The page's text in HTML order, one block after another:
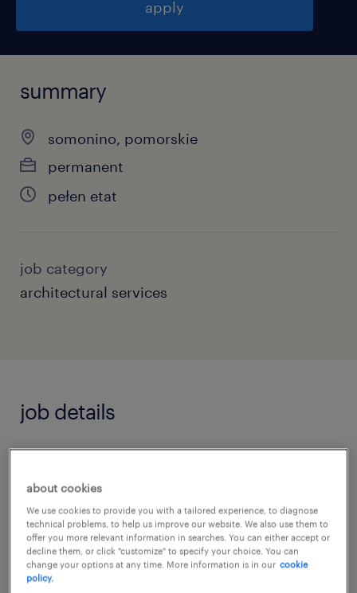
apply
summary
somonino, pomorskie
permanent
pełen etat
job category
architectural services
job details
Budowy (branża drogowa), który przejmie
stery nad realizacją robót w Somoninie (pow.
kartuski).
To stanowisko dla osoby z pasją, która chce
about cookies
We use cookies to provide you with a tailored experience, to diagnose
technical problems, to help us improve our website. We also use them to
offer you more relevant information in searches. You can either accept or
decline them, or click "customize" to specify your choice. You can
change your options at any time. More information is in our cookie
policy.